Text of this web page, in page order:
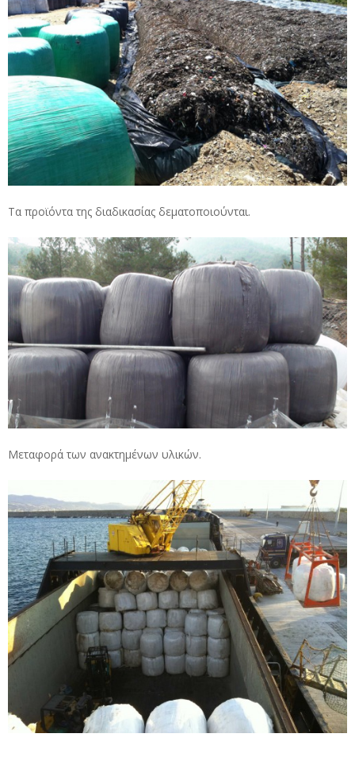
Τα προϊόντα της διαδικασίας δεματοποιούνται.
Μεταφορά των ανακτημένων υλικών.